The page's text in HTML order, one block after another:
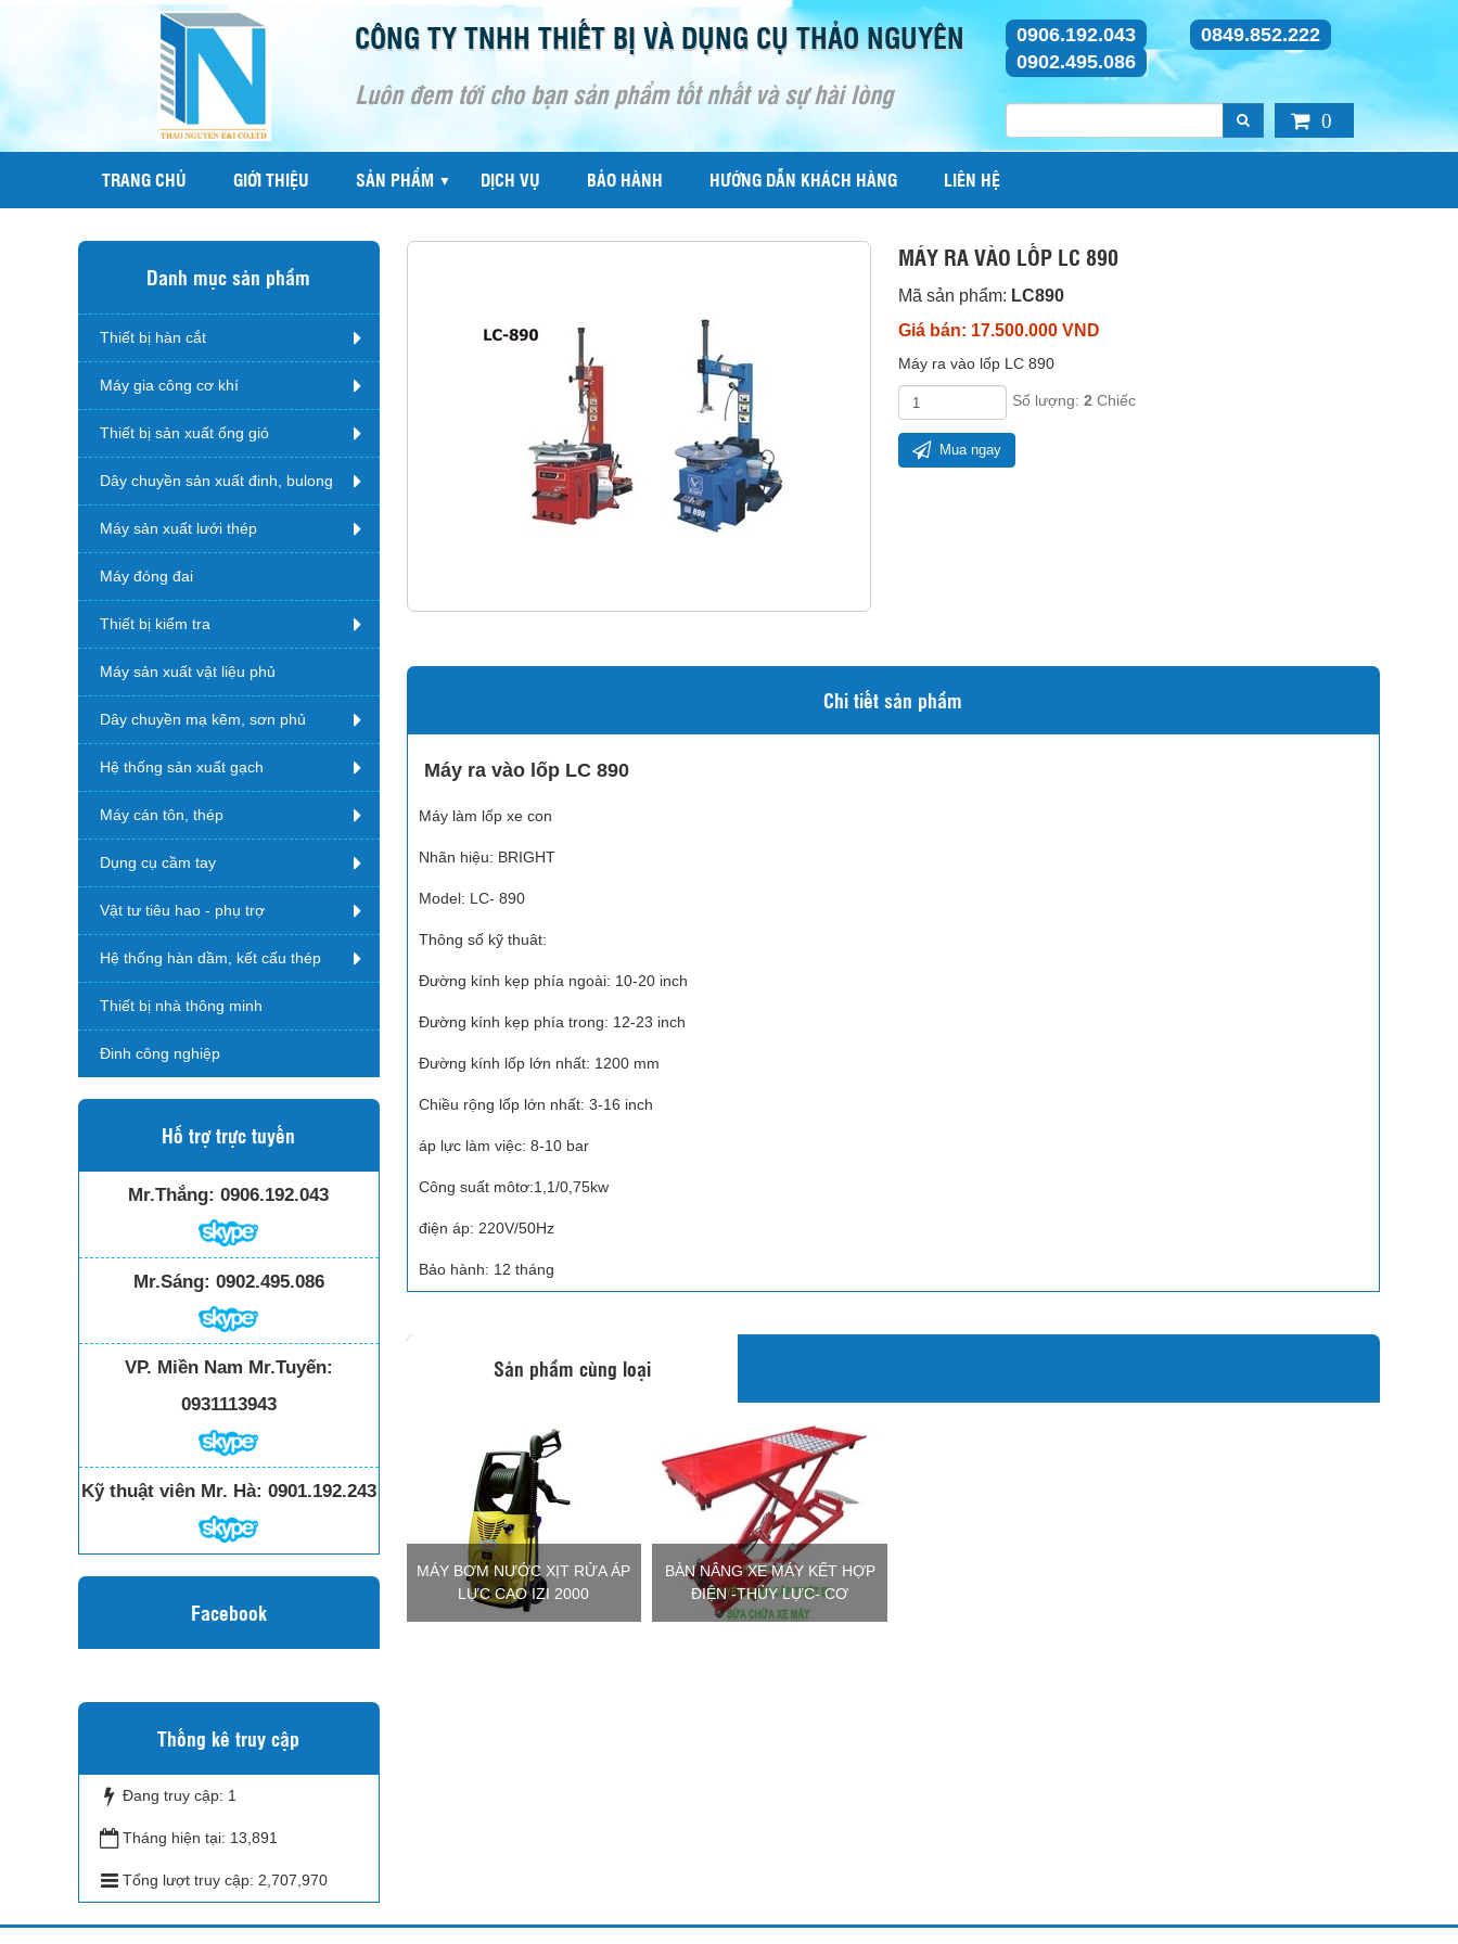
CÔNG TY TNHH THIẾT BỊ VÀ DỤNG CỤ THẢO NGUYÊN
Luôn đem tới cho bạn sản phẩm tốt nhất và sự hài lòng
0906.192.043
0849.852.222
0902.495.086
0
TRANG CHỦ GIỚI THIỆU SẢN PHẨM ▼ DỊCH VỤ BẢO HÀNH HƯỚNG DẪN KHÁCH HÀNG LIÊN HỆ
MÁY RA VÀO LỐP LC 890
Mã sản phẩm: LC890
Giá bán: 17.500.000 VND
Máy ra vào lốp LC 890
Số lượng:2 Chiếc
Mua ngay
Chi tiết sản phẩm
Máy ra vào lốp LC 890
Máy làm lốp xe con
Nhãn hiệu: BRIGHT
Model: LC- 890
Thông số kỹ thuât:
Đường kính kẹp phía ngoài: 10-20 inch
Đường kính kẹp phía trong: 12-23 inch
Đường kính lốp lớn nhất: 1200 mm
Chiều rộng lốp lớn nhất: 3-16 inch
áp lực làm việc: 8-10 bar
Công suất môtơ:1,1/0,75kw
điện áp: 220V/50Hz
Bảo hành: 12 tháng
Sản phẩm cùng loại
MÁY BƠM NƯỚC XỊT RỬA ÁP
LỰC CAO IZI 2000
BÀN NÂNG XE MÁY KẾT HỢP
ĐIỆN -THỦY LỰC- CƠ
Danh mục sản phẩm
Thiết bị hàn cắt
Máy gia công cơ khí
Thiết bị sản xuất ống gió
Dây chuyền sản xuất đinh, bulong
Máy sản xuất lưới thép
Máy đóng đai
Thiết bị kiểm tra
Máy sản xuất vật liệu phủ
Dây chuyền mạ kẽm, sơn phủ
Hệ thống sản xuất gạch
Máy cán tôn, thép
Dụng cụ cầm tay
Vật tư tiêu hao - phụ trợ
Hệ thống hàn dầm, kết cấu thép
Thiết bị nhà thông minh
Đinh công nghiệp
Hỗ trợ trực tuyến
Mr.Thắng: 0906.192.043
Mr.Sáng: 0902.495.086
VP. Miền Nam Mr.Tuyến:
0931113943
Kỹ thuật viên Mr. Hà: 0901.192.243
Facebook
Thống kê truy cập
Đang truy cập: 1
Tháng hiện tại: 13,891
Tổng lượt truy cập: 2,707,970